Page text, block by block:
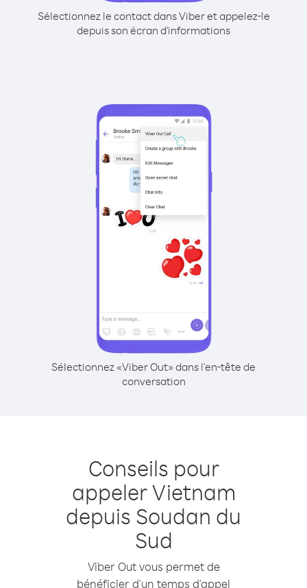
Sélectionnez le contact dans Viber et appelez-le
depuis son écran d'informations
Sélectionnez «Viber Out» dans l'en-tête de
conversation
Conseils pour
appeler Vietnam
depuis Soudan du
Sud
Viber Out vous permet de
bénéficier d'un temps d'appel